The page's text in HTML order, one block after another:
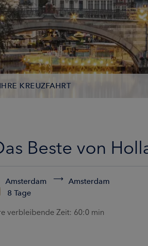
IHRE KREUZFAHRT
Beste von
Amsterdam
Amsterdam
8 Tage
verbleibende Zeit: 60:0 min